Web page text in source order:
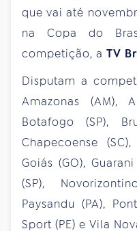
que vai até
na Copa do
competição, a TV
Disputam a
Amazonas (AM),
Botafogo (SP),
Chapecoense
Goiás (GO),
(SP),
Paysandu (PA),
Sport (PE) e Vila